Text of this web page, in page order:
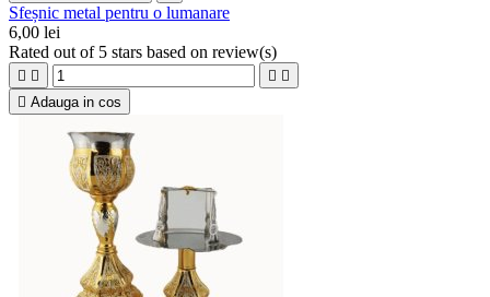
Sfeșnic metal pentru o lumanare
6,00 lei
Rated out of 5 stars based on review(s)
   
 Adauga in cos